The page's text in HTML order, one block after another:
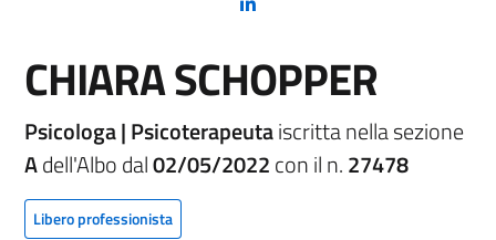
CHIARA SCHOPPER
Psicologa | Psicoterapeutaiscritta nella sezione
Adell'Albo dal02/05/2022con il n.27478
Libero professionista